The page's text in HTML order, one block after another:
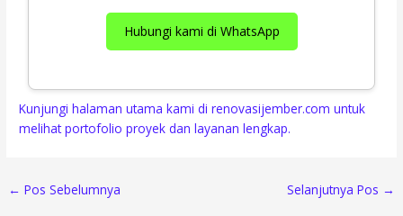
Hubungi kami di WhatsApp
Kunjungi halaman utama kami di renovasijember.com untuk
melihat portofolio proyek dan layanan lengkap.
← Pos Sebelumnya Selanjutnya Pos →